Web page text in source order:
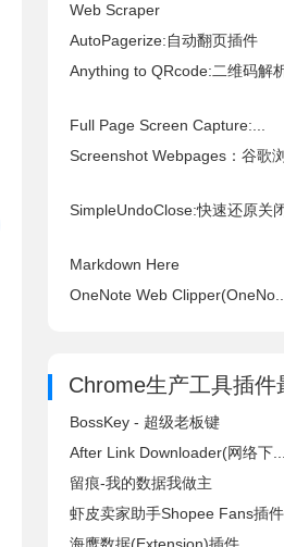
Web Scraper
AutoPagerize:自动翻页插件
Anything to QRcode:二维码解
Full Page Screen Capture:...
Screenshot Webpages：谷歌浏
SimpleUndoClose:快速还原关
Markdown Here
OneNote Web Clipper(OneNo...
Chrome生产工具插件
BossKey - 超级老板键
After Link Downloader(网络下...
留痕-我的数据我做主
虾皮卖家助手Shopee Fans插件